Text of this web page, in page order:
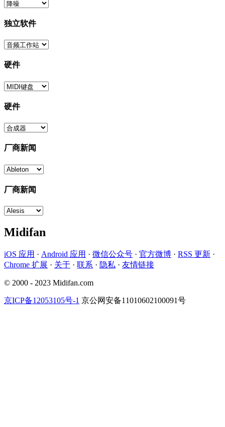
独立软件
硬件
硬件
厂商新闻
厂商新闻
Midifan
iOS 应用 · Android 应用 · 微信公众号 · 官方微博 · RSS 更新 ·
Chrome 扩展 · 关于 · 联系 · 隐私 · 友情链接
© 2000 - 2023 Midifan.com
京ICP备12053105号-1 京公网安备11010602100091号